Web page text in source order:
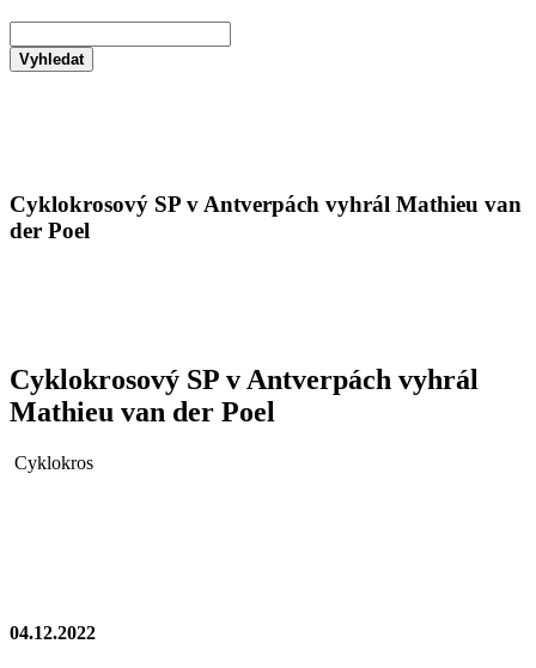
Vyhledat
Cyklokrosový SP v Antverpách vyhrál Mathieu van
der Poel
Cyklokrosový SP v Antverpách vyhrál
Mathieu van der Poel
Cyklokros
04.12.2022